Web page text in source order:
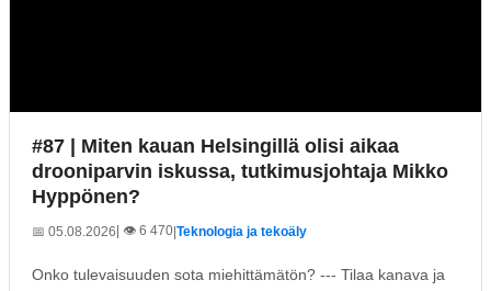
#87 | Miten kauan Helsingillä olisi aikaa
drooniparvin iskussa, tutkimusjohtaja Mikko
Hyppönen?
📅 05.08.2026| 👁️ 6 470 Teknologia ja tekoäly
Onko tulevaisuuden sota miehittämätön? --- Tilaa kanava ja